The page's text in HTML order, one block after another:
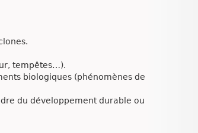
tempêtes…).
biologiques (phénomènes de
du développement durable ou